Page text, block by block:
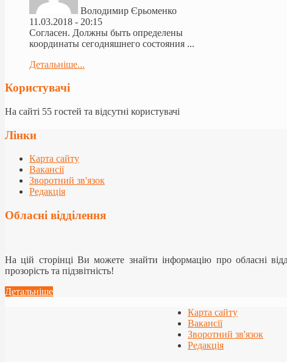
Володимир Єрьоменко
11.03.2018 - 20:15
Согласен. Должны быть определены
координаты сегодняшнего состояния ...
Детальніше...
Користувачі
На сайті 55 гостей та відсутні користувачі
Лінки
Карта сайту
Вакансії
Зворотний зв'язок
Редакція
Обласні відділення
На цій сторінці Ви можете знайти інформацію про обласні
прозорість та підзвітність!
Детальніше
Карта сайту
Вакансії
Зворотний зв'язок
Редакція